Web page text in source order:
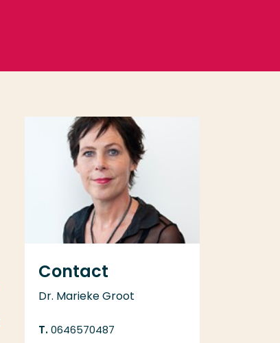
Contact
Dr. Marieke Groot
0646570487